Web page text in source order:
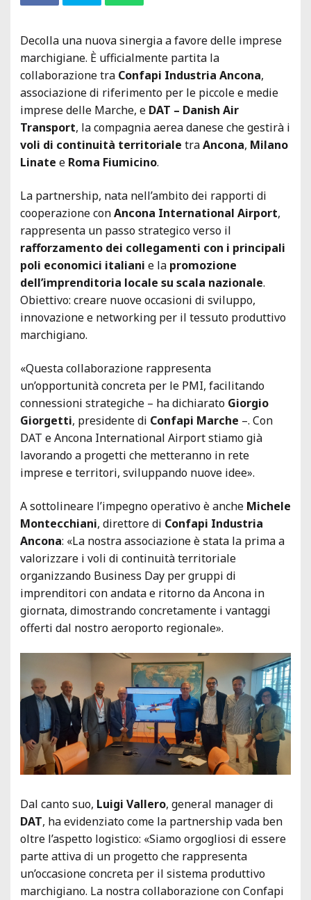
Decolla una nuova sinergia a favore delle imprese
marchigiane. È ufficialmente partita la
collaborazione tra Confapi Industria Ancona,
associazione di riferimento per le piccole e medie
imprese delle Marche, e DAT – Danish Air
Transport, la compagnia aerea danese che gestirà i
voli di continuità territoriale traAncona, Milano
Linate e Roma Fiumicino.
La partnership, nata nell’ambito dei rapporti di
cooperazione conAncona International Airport,
rappresenta un passo strategico verso il
rafforzamento dei collegamenti con i principali
poli economici italiani e la promozione
dell’imprenditoria locale su scala nazionale.
Obiettivo: creare nuove occasioni di sviluppo,
innovazione e networking per il tessuto produttivo
marchigiano.
«Questa collaborazione rappresenta
un’opportunità concreta per le PMI, facilitando
connessioni strategiche – ha dichiarato Giorgio
Giorgetti, presidente di Confapi Marche –. Con
DAT e Ancona International Airport stiamo già
lavorando a progetti che metteranno in rete
imprese e territori, sviluppando nuove idee».
A sottolineare l’impegno operativo è anche Michele
Montecchiani, direttore di Confapi Industria
Ancona: «La nostra associazione è stata la prima a
valorizzare i voli di continuità territoriale
organizzando Business Day per gruppi di
imprenditori con andata e ritorno da Ancona in
giornata, dimostrando concretamente i vantaggi
offerti dal nostro aeroporto regionale».
Dal canto suo, Luigi Vallero, general manager di
DAT, ha evidenziato come la partnership vada ben
oltre l’aspetto logistico: «Siamo orgogliosi di essere
parte attiva di un progetto che rappresenta
un’occasione concreta per il sistema produttivo
marchigiano. La nostra collaborazione con Confapi